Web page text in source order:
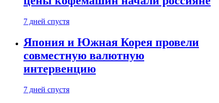
7 дней спустя
Япония и Южная Корея провели
совместную валютную
интервенцию
7 дней спустя